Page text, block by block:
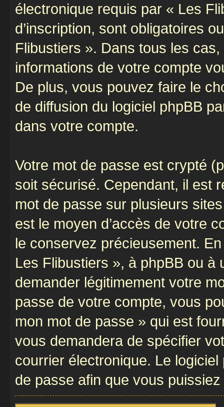
électronique requis par « Les
d’inscription, sont obligatoires
Flibustiers ». Dans tous les
informations de votre compte
De plus, vous pouvez faire le
de diffusion du logiciel phpBB
dans votre compte.
Votre mot de passe est crypté
soit sécurisé. Cependant, il est
mot de passe sur plusieurs
est le moyen d’accès de votre
le conservez précieusement.
Les Flibustiers », à phpBB ou
demander légitimement votre
passe de votre compte, vous
mon mot de passe » qui est
vous demandera de spécifier
courrier électronique. Le
de passe afin que vous